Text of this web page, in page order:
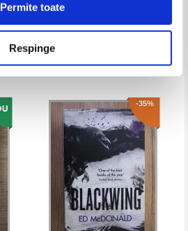
Permite toate
Respinge
woman's guide to real magic
-35%